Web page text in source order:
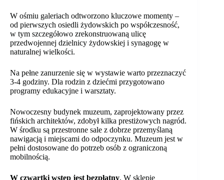
W ośmiu galeriach odtworzono kluczowe momenty –
od pierwszych osiedli żydowskich po współczesność,
w tym szczegółowo zrekonstruowaną ulicę
przedwojennej dzielnicy żydowskiej i synagogę w
naturalnej wielkości.
Na pełne zanurzenie się w wystawie warto przeznaczyć
3-4 godziny. Dla rodzin z dziećmi przygotowano
programy edukacyjne i warsztaty.
Nowoczesny budynek muzeum, zaprojektowany przez
fińskich architektów, zdobył kilka prestiżowych nagród.
W środku są przestronne sale z dobrze przemyślaną
nawigacją i miejscami do odpoczynku. Muzeum jest w
pełni dostosowane do potrzeb osób z ograniczoną
mobilnością.
W czwartki wstęp jest bezpłatny. W sklepie